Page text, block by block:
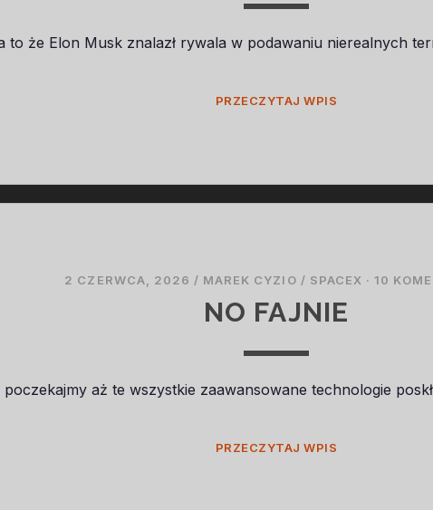
to że Elon Musk znalazł rywala w podawaniu nierealnych
PRZECZYTAJ WPIS
2 CZERWCA, 2026 / MAREK CYZIO / SPACEX ·10
NO FAJNIE
aż te wszystkie zaawansowane technologie
PRZECZYTAJ WPIS